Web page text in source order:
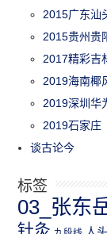
2015广东汕
2015贵州贵
2017精彩吉
2019海南椰
2019深圳华
2019石家庄
谈古论今
标签
03_张东
针灸